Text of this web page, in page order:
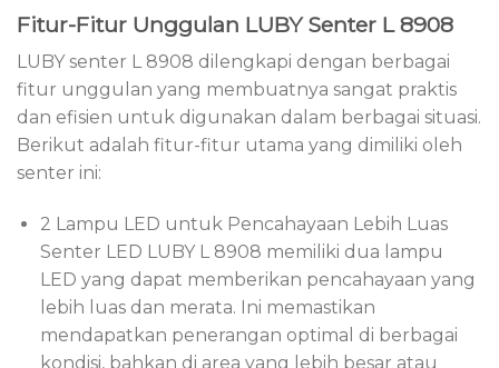
Fitur-Fitur Unggulan LUBY Senter L 8908
LUBY senter L 8908 dilengkapi dengan berbagai
fitur unggulan yang membuatnya sangat praktis
dan efisien untuk digunakan dalam berbagai situasi.
Berikut adalah fitur-fitur utama yang dimiliki oleh
senter ini:
2 Lampu LED untuk Pencahayaan Lebih Luas
Senter LED LUBY L 8908 memiliki dua lampu
LED yang dapat memberikan pencahayaan yang
lebih luas dan merata. Ini memastikan
mendapatkan penerangan optimal di berbagai
kondisi, bahkan di area yang lebih besar atau